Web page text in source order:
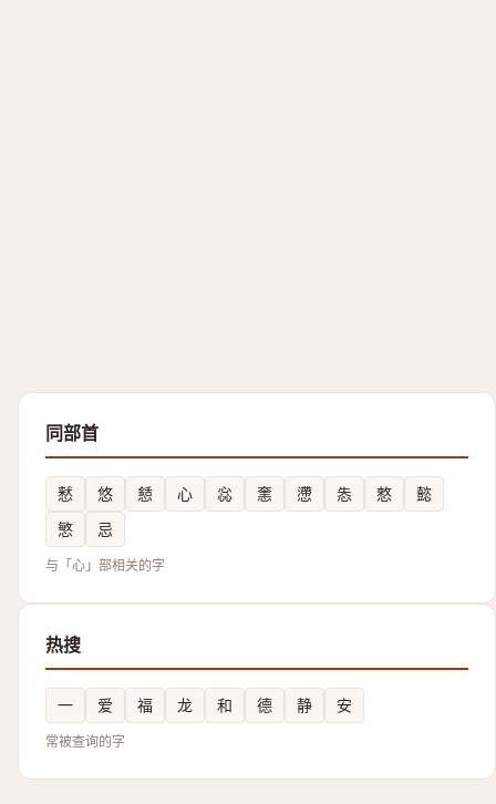
同部首
慭 悠 懖 心 惢 㥣 懘 怣 憗
懿
慜
忌
与「心」部相关的字
热搜
一 爱 福 龙 和 德 静 安
常被查询的字